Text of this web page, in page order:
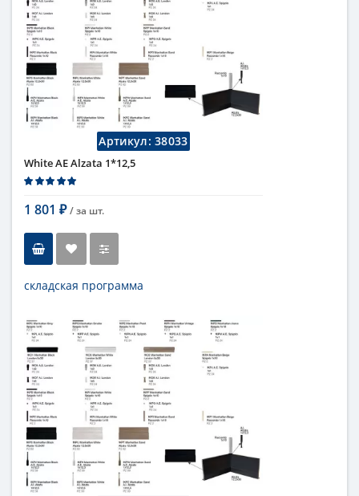
Страна
Италия
Поверхность
глянцевая
Коллекция
Fap Ceramiche
Артикул:38033
White AE Alzata 1*12,5
1 801 ₽ / за шт.
складская программа
Длина
12,5 см
Высота
1 см
Цвет
белый, светлый
Страна
Италия
Поверхность
глянцевая
Коллекция
Fap Ceramiche